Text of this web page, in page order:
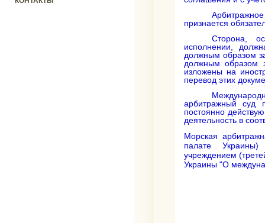
признается
Сторона,
исполнении,
должным образом
должным образом
изложены на
перевод этих
арбитражный суд
постоянно
деятельность в
Морская
палате Украины)
учреждением
Украины "О